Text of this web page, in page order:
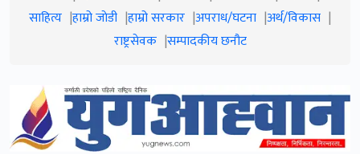
साहित्य हाम्रो जाेडी हाम्रो सरकार अपराध/घटना अर्थ/विकास
राष्ट्रसेवक सम्पादकीय छनौट